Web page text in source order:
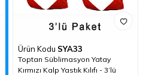
Ürün Kodu SYA33
Toptan Süblimasyon Yatay
Kırmızı Kalp Yastık Kılıfı - 3’lü